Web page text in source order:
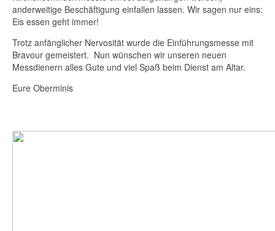
anderweitige Beschäftigung einfallen lassen. Wir sagen nur eins:
Eis essen geht immer!
Trotz anfänglicher Nervosität wurde die Einführungsmesse mit
Bravour gemeistert. Nun wünschen wir unseren neuen
Messdienern alles Gute und viel Spaß beim Dienst am Altar.
Eure Oberminis